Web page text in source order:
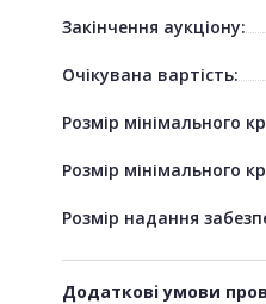
Закінчення аукціону:
Очікувана вартість:
Розмір мінімального
Розмір мінімального
Розмір надання
Додаткові умови